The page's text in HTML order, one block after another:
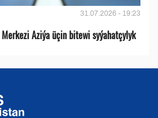
31.07.2026 - 19:23
Aziýa üçin bitewi syýahatçylyk